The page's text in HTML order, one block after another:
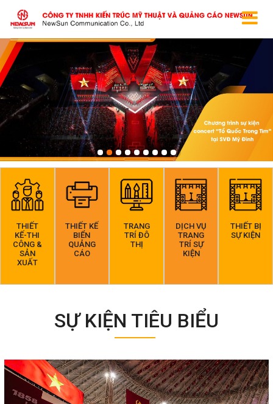
THIẾT
KẾ-THI
CÔNG &
SẢN
XUẤT
THIẾT KẾ
BIỂN
QUẢNG
CÁO
TRANG
TRÍ ĐÔ
THỊ
DỊCH VỤ
TRANG
TRÍ SỰ
KIỆN
THIẾT BỊ
SỰ KIỆN
SỰ KIỆN TIÊU BIỂU